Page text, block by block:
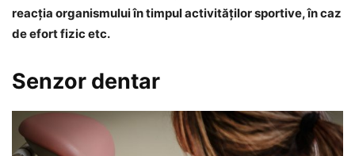
reacţia organismului în timpul activităţilor sportive, în caz
de efort fizic etc.
Senzor dentar